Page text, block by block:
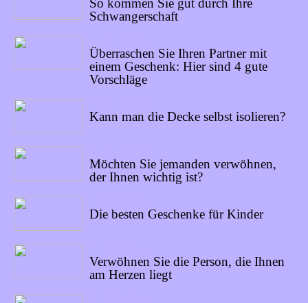
So kommen Sie gut durch Ihre
Schwangerschaft
Überraschen Sie Ihren Partner mit
einem Geschenk: Hier sind 4 gute
Vorschläge
Kann man die Decke selbst isolieren?
Möchten Sie jemanden verwöhnen,
der Ihnen wichtig ist?
Die besten Geschenke für Kinder
Verwöhnen Sie die Person, die Ihnen
am Herzen liegt